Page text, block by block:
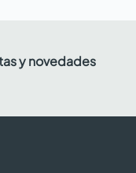
y novedades